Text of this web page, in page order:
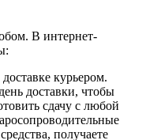
В интернет-
курьером.
доставки, чтобы
сдачу с любой
получаете